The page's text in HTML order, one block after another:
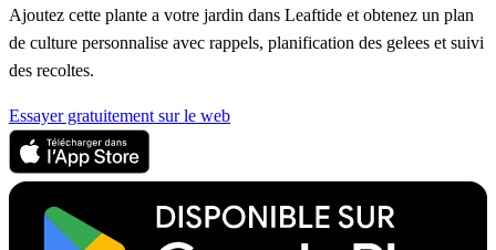
Ajoutez cette plante a votre jardin dans Leaftide et obtenez un plan
de culture personnalise avec rappels, planification des gelees et suivi
des recoltes.
Essayer gratuitement sur le web